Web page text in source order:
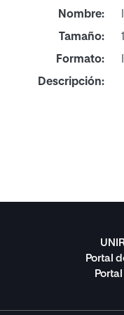
Nombre:
Tamaño:
Formato:
Descripción:
Portal